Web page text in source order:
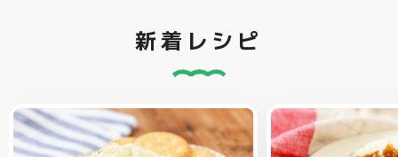
新着レシピ